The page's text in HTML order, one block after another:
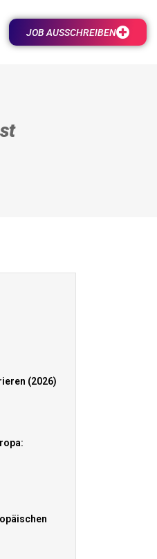
JOB AUSSCHREIBEN
(2026)